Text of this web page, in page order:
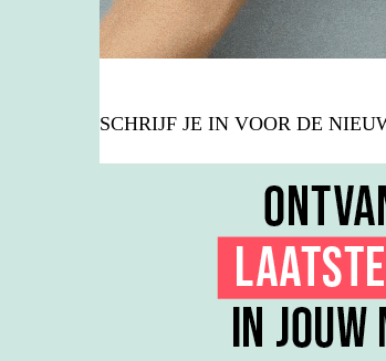
SCHRIJF JE IN VOOR DE